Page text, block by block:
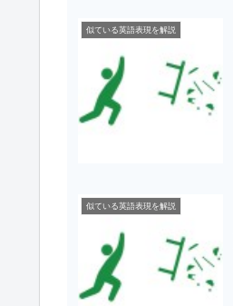
似ている英語表現を解説
似ている英語表現を解説